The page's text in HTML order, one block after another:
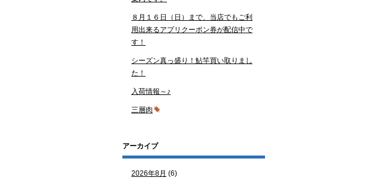
８月１６日（日）まで、当店でもご利
用出来るアプリクーポン券が配信中で
す！
シーズン真っ盛り！鮎竿買い取りまし
た！
入荷情報～♪
三層肉
アーカイブ
2026年8月 (6)